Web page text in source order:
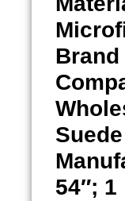
Brand
Suede
54″; 1